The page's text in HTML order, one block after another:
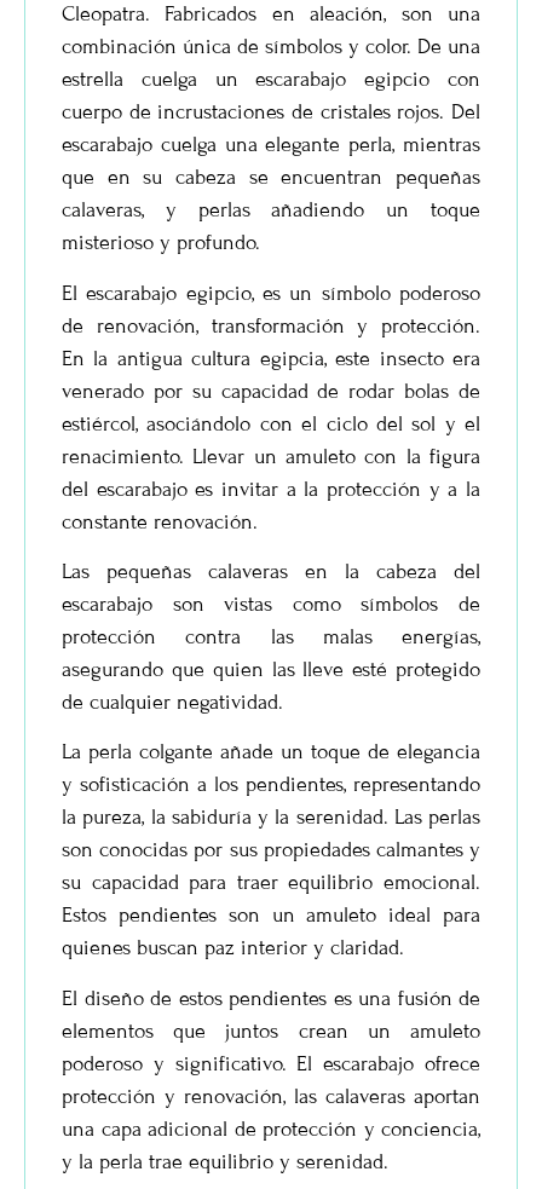
Cleopatra. Fabricados en aleación, son una
combinación única de símbolos y color. De una
estrella cuelga un escarabajo egipcio con
cuerpo de incrustaciones de cristales rojos. Del
escarabajo cuelga una elegante perla, mientras
que en su cabeza se encuentran pequeñas
calaveras, y perlas añadiendo un toque
misterioso y profundo.
El escarabajo egipcio, es un símbolo poderoso
de renovación, transformación y protección.
En la antigua cultura egipcia, este insecto era
venerado por su capacidad de rodar bolas de
estiércol, asociándolo con el ciclo del sol y el
renacimiento. Llevar un amuleto con la figura
del escarabajo es invitar a la protección y a la
constante renovación.
Las pequeñas calaveras en la cabeza del
escarabajo son vistas como símbolos de
protección contra las malas energías,
asegurando que quien las lleve esté protegido
de cualquier negatividad.
La perla colgante añade un toque de elegancia
y sofisticación a los pendientes, representando
la pureza, la sabiduría y la serenidad. Las perlas
son conocidas por sus propiedades calmantes y
su capacidad para traer equilibrio emocional.
Estos pendientes son un amuleto ideal para
quienes buscan paz interior y claridad.
El diseño de estos pendientes es una fusión de
elementos que juntos crean un amuleto
poderoso y significativo. El escarabajo ofrece
protección y renovación, las calaveras aportan
una capa adicional de protección y conciencia,
y la perla trae equilibrio y serenidad.